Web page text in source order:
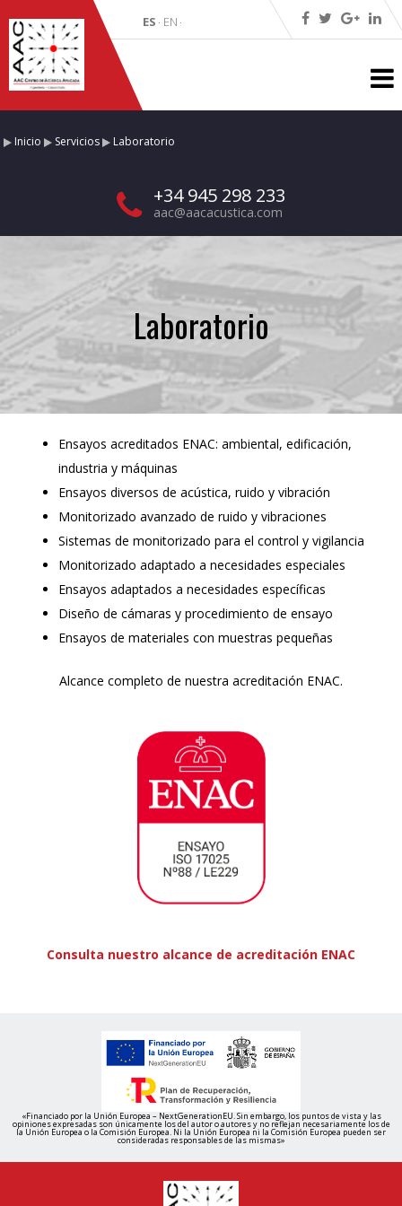
ES · EN ·
Inicio Servicios Laboratorio
+34 945 298 233
aac@aacacustica.com
Laboratorio
Ensayos acreditados ENAC: ambiental, edificación,
industria y máquinas
Ensayos diversos de acústica, ruido y vibración
Monitorizado avanzado de ruido y vibraciones
Sistemas de monitorizado para el control y vigilancia
Monitorizado adaptado a necesidades especiales
Ensayos adaptados a necesidades específicas
Diseño de cámaras y procedimiento de ensayo
Ensayos de materiales con muestras pequeñas
Alcance completo de nuestra acreditación ENAC.
Consulta nuestro alcance de acreditación ENAC
«Financiado por la Unión Europea – NextGenerationEU. Sin embargo, los puntos de vista y las
opiniones expresadas son únicamente los del autor o autores y no reflejan necesariamente los de
la Unión Europea o la Comisión Europea. Ni la Unión Europea ni la Comisión Europea pueden ser
consideradas responsables de las mismas»